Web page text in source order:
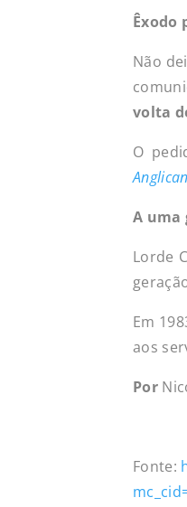
Êxodo
Não
volta
O
A uma
Lorde
Em
aos
Por
Fonte: